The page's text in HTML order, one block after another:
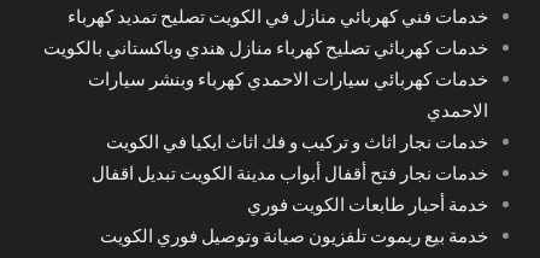
خدمات فني كهربائي منازل في الكويت تصليح تمديد كهرباء
خدمات كهربائي تصليح كهرباء منازل هندي وباكستاني بالكويت
خدمات كهربائي سيارات الاحمدي كهرباء وبنشر سيارات
الاحمدي
خدمات نجار اثاث و تركيب و فك اثاث ايكيا في الكويت
خدمات نجار فتح أقفال أبواب مدينة الكويت تبديل اقفال
خدمة أحبار طابعات الكويت فوري
خدمة بيع ريموت تلفزيون صيانة وتوصيل فوري الكويت